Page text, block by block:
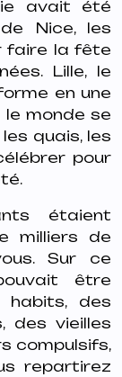
avait été
Nice, les
faire la fête
Lille, le
en une
monde se
quais, les
pour
étaient
milliers de
Sur ce
être
des
des vieilles
compulsifs,
repartirez